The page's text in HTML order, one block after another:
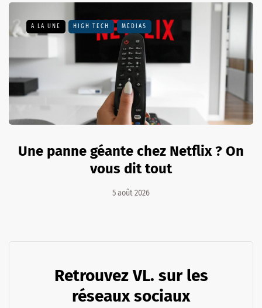
A LA UNE HIGH TECH MÉDIAS
Une panne géante chez Netflix ? On
vous dit tout
5 août 2026
Retrouvez VL. sur les
réseaux sociaux